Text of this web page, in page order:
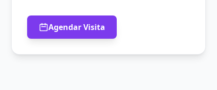
Agendar Visita